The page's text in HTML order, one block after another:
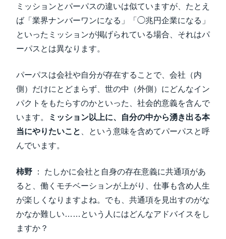
ミッションとパーパスの違いは似ていますが、たとえ
ば「業界ナンバーワンになる」「◯兆円企業になる」
といったミッションが掲げられている場合、それはパ
ーパスとは異なります。
パーパスは会社や自分が存在することで、会社（内
側）だけにとどまらず、世の中（外側）にどんなイン
パクトをもたらすのかといった、社会的意義を含んで
います。
ミッション以上に、自分の中から湧き出る本
当にやりたいこと
、という意味を含めてパーパスと呼
んでいます。
柿野 ： たしかに会社と自身の存在意義に共通項があ
ると、働くモチベーションが上がり、仕事も含め人生
が楽しくなりますよね。でも、共通項を見出すのがな
かなか難しい……という人にはどんなアドバイスをし
ますか？